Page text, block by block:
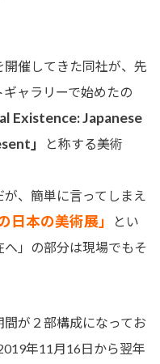
催してきた同社が、先
ャラリーで始めたの
Existence: Japanese
」
と称する美術
、簡単に言ってしまえ
日本の美術展」
とい
」の部分は現場でもそ
が２部構成になってお
年11月16日から翌年